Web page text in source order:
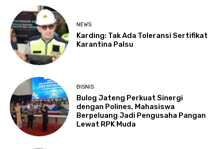
NEWS
Karding: Tak Ada Toleransi Sertifikat
Karantina Palsu
BISNIS
Bulog Jateng Perkuat Sinergi
dengan Polines, Mahasiswa
Berpeluang Jadi Pengusaha Pangan
Lewat RPK Muda